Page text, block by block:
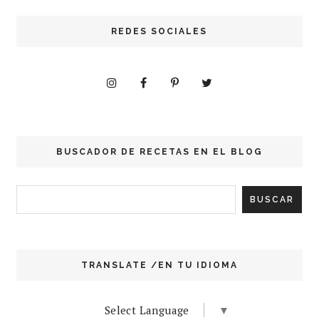
REDES SOCIALES
BUSCADOR DE RECETAS EN EL BLOG
TRANSLATE /EN TU IDIOMA
Select Language ▼